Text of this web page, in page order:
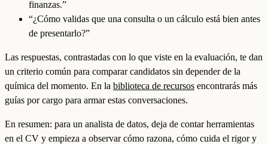
finanzas.”
“¿Cómo validas que una consulta o un cálculo está bien antes
de presentarlo?”
Las respuestas, contrastadas con lo que viste en la evaluación, te dan
un criterio común para comparar candidatos sin depender de la
química del momento. En la biblioteca de recursos encontrarás más
guías por cargo para armar estas conversaciones.
En resumen: para un analista de datos, deja de contar herramientas
en el CV y empieza a observar cómo razona, cómo cuida el rigor y